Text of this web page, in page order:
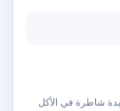
شاطرة في الأكل